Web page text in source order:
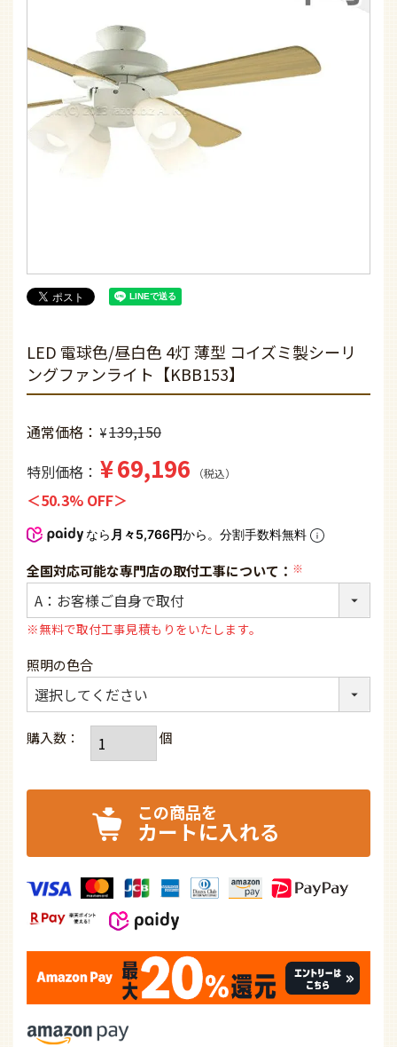
LED 電球色/昼白色 4灯 薄型 コイズミ製シーリ
ングファンライト【KBB153】
通常価格 ¥139,150
特別価格
¥69,196 税込
50.3% OFF
なら 月々5,766円から。分割手数料無料
全国対応可能な専門店の取付工事について：
(必
※無料で取付工事見積もりをいたします。
照明の色合
カートに入れる